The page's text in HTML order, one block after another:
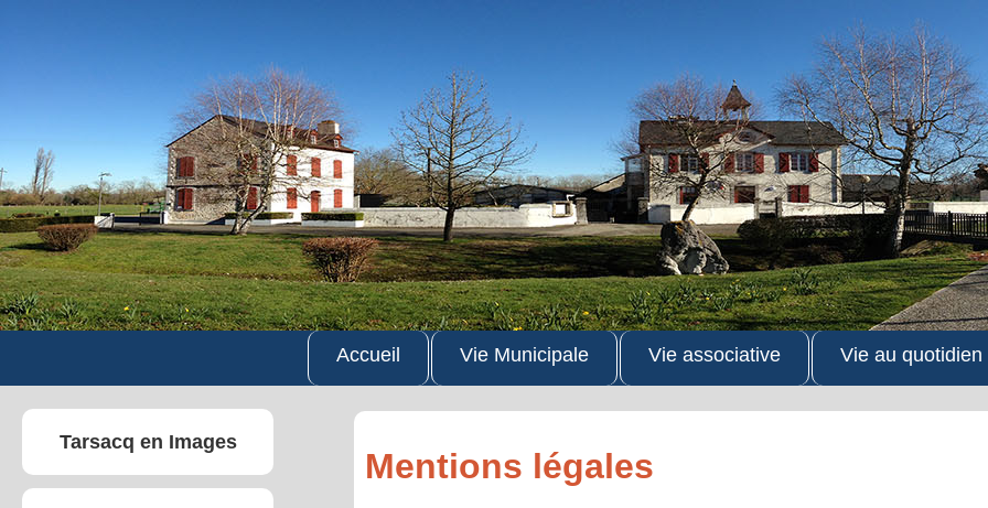
Accueil Vie Municipale Vie associative Vie au quotidien
Tarsacq en Images
Mentions légales